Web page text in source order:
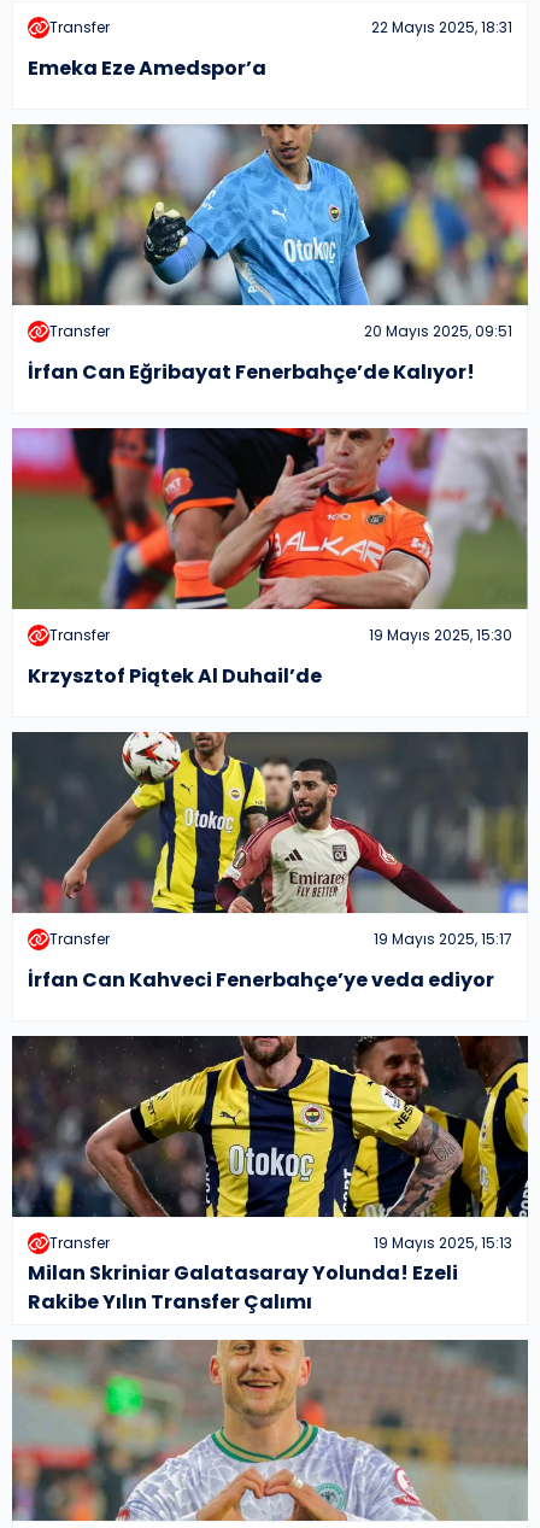
Transfer 22 Mayıs 2025, 18:31
Emeka Eze Amedspor’a
Transfer 20 Mayıs 2025, 09:51
İrfan Can Eğribayat Fenerbahçe’de Kalıyor!
Transfer 19 Mayıs 2025, 15:30
Krzysztof Piątek Al Duhail’de
Transfer 19 Mayıs 2025, 15:17
İrfan Can Kahveci Fenerbahçe’ye veda ediyor
Transfer 19 Mayıs 2025, 15:13
Milan Skriniar Galatasaray Yolunda! Ezeli
Rakibe Yılın Transfer Çalımı